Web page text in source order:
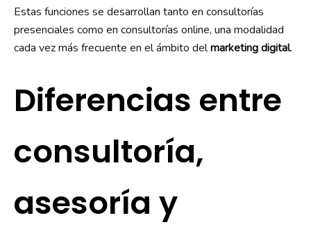
Estas funciones se desarrollan tanto en consultorías
presenciales como en consultorías online, una modalidad
cada vez más frecuente en el ámbito delmarketing digital.
Diferencias entre
consultoría,
asesoría y